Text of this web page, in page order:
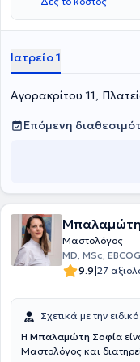
Γυναικολογικές
Ιατρικού Συλλόγου
Ιατρείο 1
Αγορακρίτου 11,
Επόμενη
Μαστολόγος
MD, MSc, EBCOG
9.9|27
Σχετικά με την ειδικό
Η Μπαλαμώτη Σοφία
Μαστολόγος και